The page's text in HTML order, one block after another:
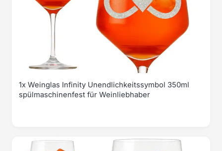
1x Weinglas Infinity Unendlichkeitssymbol 350ml
spülmaschinenfest für Weinliebhaber